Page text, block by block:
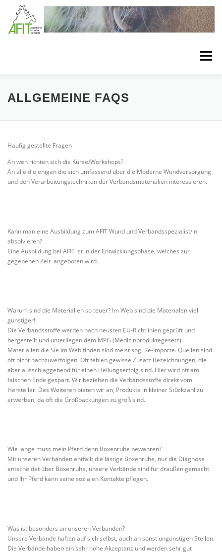
Zum Inhalt springen
Menü
LÖSUNGEN BEHANDLUNGSKONZEPTE
BEHANDLUNGSMATERIAL MEDIA ÜBER AFIT
ALLGEMEINE FAQS
Häufig gestellte Fragen
An wen richten sich die Kurse/Workshops?
An alle diejenigen die sich umfassend über die Moderne Wundversorgung
und den Verarbeitungstechniken der Verbandsmaterialien interessieren.
Kann man eine Ausbildung zum AFIT Wund und Verbandsspezialist/in
absolvieren?
Eine Ausbildung bei AFIT ist in der Entwicklungsphase, welches zur
gegebenen Zeit angeboten wird.
Warum sind die Materialien so teuer? Im Web sind die Materialen viel
günstiger!
Die Verbandsstoffe werden nach neusten EU-Richtlinien geprüft und
hergestellt und unterliegen dem MPG (Medizinproduktegesetz).
Materialien die Sie im Web finden sind meist sog. Re-Importe. Quellen sind
oft nicht nachzuverfolgen. Oft fehlen gewisse Zusatz Bezeichnungen, die
aber ausschlaggebend für einen Heilungserfolg sind. Hier wird oft am
falschen Ende gespart. Wir beziehen die Verbandsstoffe direkt vom
Hersteller. Des Weiteren bieten wir an, Produkte in kleiner Stückzahl zu
erwerben, da oft die Großpackungen zu groß sind.
Wie lange muss mein Pferd denn Boxenruhe bewahren?
Mit unseren Verbänden entfällt die lästige Boxenruhe, nur die Diagnose
entscheidet über Boxenruhe, unsere Verbände sind für draußen gemacht
und Ihr Pferd kann seine sozialen Kontakte pflegen.
Was ist besonders an unseren Verbänden?
Unsere Verbände haften auf sich selbst, auch an sonst ungünstigen Stellen.
Die Verbände haben ein sehr hohe Akzeptanz und werden sehr gut